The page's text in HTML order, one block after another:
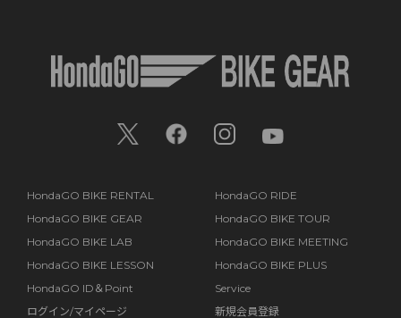
HondaGO BIKE RENTAL
HondaGO RIDE
HondaGO BIKE GEAR
HondaGO BIKE TOUR
HondaGO BIKE LAB
HondaGO BIKE MEETING
HondaGO BIKE LESSON
HondaGO BIKE PLUS
HondaGO ID＆Point
Service
ログイン/マイページ
新規会員登録